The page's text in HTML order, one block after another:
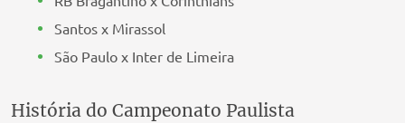
Santos x Mirassol
São Paulo x Inter de Limeira
História do Campeonato Paulista